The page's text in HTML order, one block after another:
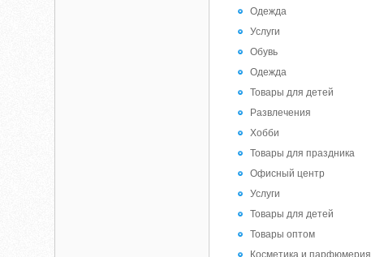
Одежда
Услуги
Обувь
Одежда
Товары для детей
Развлечения
Хобби
Товары для праздника
Офисный центр
Услуги
Товары для детей
Товары оптом
Косметика и парфюмерия